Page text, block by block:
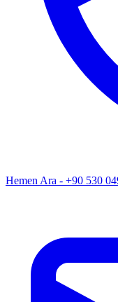
Hemen Ara - +90 530